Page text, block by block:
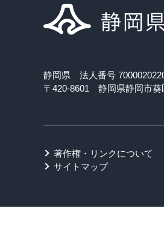
静岡県 法人番号
〒420-8601 静岡県静岡市葵
著作権・リンクについて
サイトマップ